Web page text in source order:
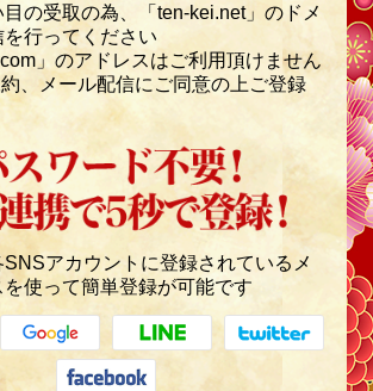
の受取の為、「ten-kei.net」のドメ
行ってください
」のアドレスはご利用頂けません
、メール配信にご同意の上ご登録
SNSアカウントに登録されているメ
使って簡単登録が可能です